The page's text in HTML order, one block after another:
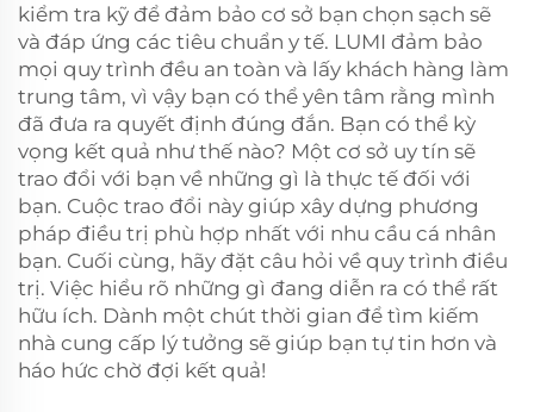
kiểm tra kỹ để đảm bảo cơ sở bạn chọn sạch sẽ
và đáp ứng các tiêu chuẩn y tế. LUMI đảm bảo
mọi quy trình đều an toàn và lấy khách hàng làm
trung tâm, vì vậy bạn có thể yên tâm rằng mình
đã đưa ra quyết định đúng đắn. Bạn có thể kỳ
vọng kết quả như thế nào? Một cơ sở uy tín sẽ
trao đổi với bạn về những gì là thực tế đối với
bạn. Cuộc trao đổi này giúp xây dựng phương
pháp điều trị phù hợp nhất với nhu cầu cá nhân
bạn. Cuối cùng, hãy đặt câu hỏi về quy trình điều
trị. Việc hiểu rõ những gì đang diễn ra có thể rất
hữu ích. Dành một chút thời gian để tìm kiếm
nhà cung cấp lý tưởng sẽ giúp bạn tự tin hơn và
háo hức chờ đợi kết quả!